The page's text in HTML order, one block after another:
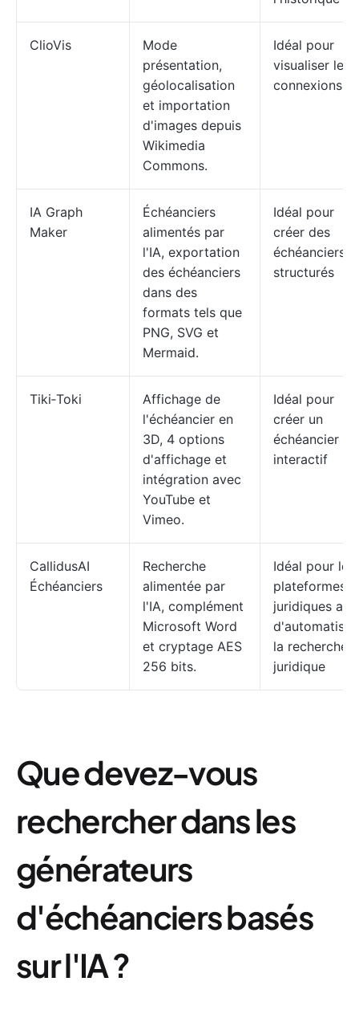
ClioVis
Mode
présentation,
géolocalisation
et importation
d'images depuis
Wikimedia
Commons.
Idéal pour
visualiser les
connexions
IA Graph
Maker
Échéanciers
alimentés par
l'IA, exportation
des échéanciers
dans des
formats tels que
PNG, SVG et
Mermaid.
Idéal pour
créer des
échéanciers
structurés
Tiki‑Toki
Affichage de
l'échéancier en
3D, 4 options
d'affichage et
intégration avec
YouTube et
Vimeo.
Idéal pour
créer un
échéancier
interactif
CallidusAI
Échéanciers
Recherche
alimentée par
l'IA, complément
Microsoft Word
et cryptage AES
256 bits.
Idéal pour les
plateformes
juridiques afin
d'automatiser
la recherche
juridique
Que devez-vous
rechercher dans les
générateurs
d'échéanciers basés
sur l'IA ?